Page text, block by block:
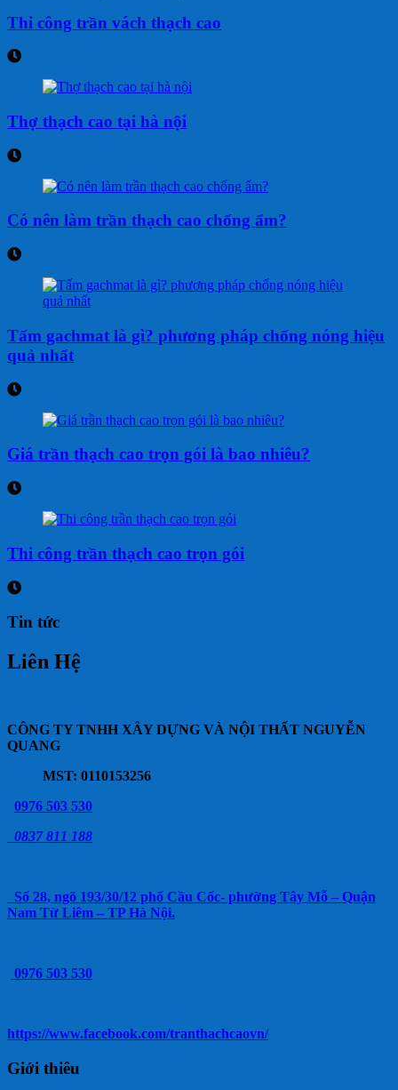
Thi công trần vách thạch cao
Thợ thạch cao tại hà nội
Có nên làm trần thạch cao chống ẩm?
Tấm gachmat là gì? phương pháp chống nóng hiệu
quả nhất
Giá trần thạch cao trọn gói là bao nhiêu?
Thi công trần thạch cao trọn gói
Tin tức
Liên Hệ
CÔNG TY TNHH XÂY DỰNG VÀ NỘI THẤT NGUYỄN
QUANG
MST: 0110153256
0976 503 530
0837 811 188
Số 28, ngõ 193/30/12 phố Cầu Cốc- phường Tây Mỗ – Quận
Nam Từ Liêm – TP Hà Nội.
0976 503 530
https://www.facebook.com/tranthachcaovn/
Giới thiêu